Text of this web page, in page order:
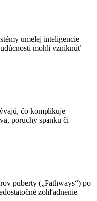
umelej inteligencie
mohli vzniknúť
čo komplikuje
poruchy spánku či
puberty („Pathways“) po
zohľadnenie